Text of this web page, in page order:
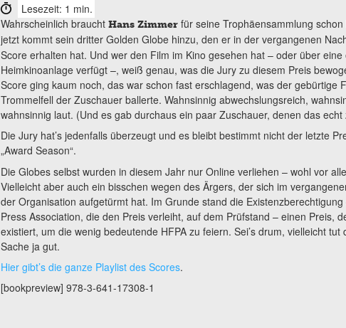
Lesezeit: 1 min.
Wahrscheinlich braucht Hans Zimmerfür seine Trophäensammlung schon
jetzt kommt sein dritter Golden Globe hinzu, den er in der vergangenen
Score erhalten hat. Und wer den Film im Kino gesehen hat – oder über
Heimkinoanlage verfügt –, weiß genau, was die Jury zu diesem Preis
Score ging kaum noch, das war schon fast erschlagend, was der gebürtige
Trommelfell der Zuschauer ballerte. Wahnsinnig abwechslungsreich,
wahnsinnig laut. (Und es gab durchaus ein paar Zuschauer, denen das echt
Die Jury hat’s jedenfalls überzeugt und es bleibt bestimmt nicht der letzte
„Award Season“.
Die Globes selbst wurden in diesem Jahr nur Online verliehen – wohl vor
Vielleicht aber auch ein bisschen wegen des Ärgers, der sich im
der Organisation aufgetürmt hat. Im Grunde stand die
Press Association, die den Preis verleiht, auf dem Prüfstand – einen Preis,
existiert, um die wenig bedeutende HFPA zu feiern. Sei’s drum, vielleicht tut
Sache ja gut.
Hier gibt’s die ganze Playlist des Scores.
[bookpreview] 978-3-641-17308-1